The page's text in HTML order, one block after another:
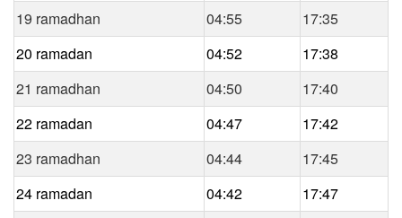
19 ramadhan
04:55
17:35
20 ramadan
04:52
17:38
21 ramadhan
04:50
17:40
22 ramadan
04:47
17:42
23 ramadhan
04:44
17:45
24 ramadan
04:42
17:47